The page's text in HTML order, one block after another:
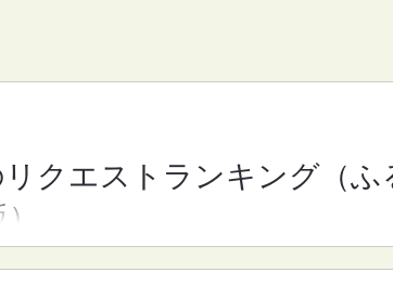
知ら
【お知らせ】地域情報アプ
終了につきまして
リクエストランキング（